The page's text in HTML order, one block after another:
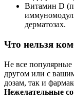
Витамин D
дерматозах.
Что нельзя
Не все
другом или с
дозам, так и
Нежелательные